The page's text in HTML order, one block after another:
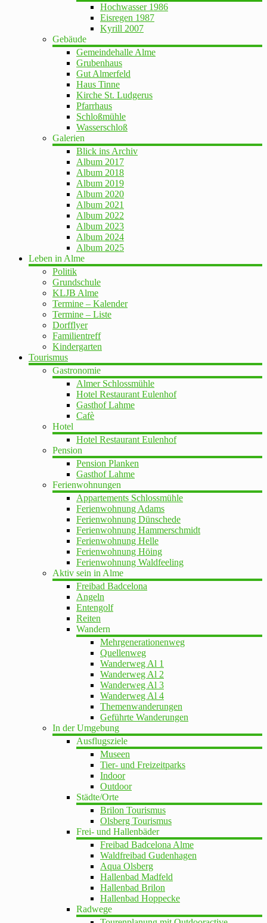
Hochwasser 1986
Eisregen 1987
Kyrill 2007
Gebäude
Gemeindehalle Alme
Grubenhaus
Gut Almerfeld
Haus Tinne
Kirche St. Ludgerus
Pfarrhaus
Schloßmühle
Wasserschloß
Galerien
Blick ins Archiv
Album 2017
Album 2018
Album 2019
Album 2020
Album 2021
Album 2022
Album 2023
Album 2024
Album 2025
Leben in Alme
Politik
Grundschule
KLJB Alme
Termine – Kalender
Termine – Liste
Dorfflyer
Familientreff
Kindergarten
Tourismus
Gastronomie
Almer Schlossmühle
Hotel Restaurant Eulenhof
Gasthof Lahme
Cafè
Hotel
Hotel Restaurant Eulenhof
Pension
Pension Planken
Gasthof Lahme
Ferienwohnungen
Appartements Schlossmühle
Ferienwohnung Adams
Ferienwohnung Dünschede
Ferienwohnung Hammerschmidt
Ferienwohnung Helle
Ferienwohnung Höing
Ferienwohnung Waldfeeling
Aktiv sein in Alme
Freibad Badcelona
Angeln
Entengolf
Reiten
Wandern
Mehrgenerationenweg
Quellenweg
Wanderweg Al 1
Wanderweg Al 2
Wanderweg Al 3
Wanderweg Al 4
Themenwanderungen
Geführte Wanderungen
In der Umgebung
Ausflugsziele
Museen
Tier- und Freizeitparks
Indoor
Outdoor
Städte/Orte
Brilon Tourismus
Olsberg Tourismus
Frei- und Hallenbäder
Freibad Badcelona Alme
Waldfreibad Gudenhagen
Aqua Olsberg
Hallenbad Madfeld
Hallenbad Brilon
Hallenbad Hoppecke
Radwege